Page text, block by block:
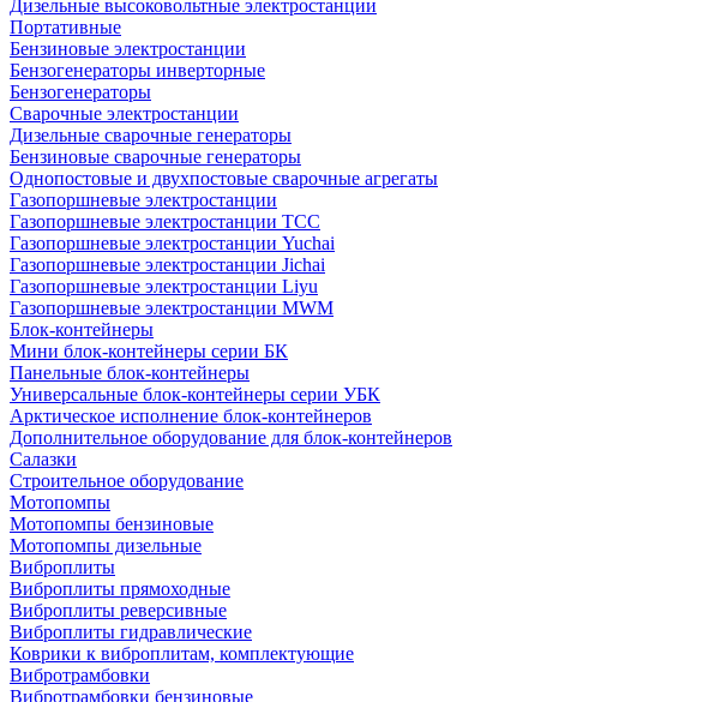
Дизельные высоковольтные электростанции
Портативные
Бензиновые электростанции
Бензогенераторы инверторные
Бензогенераторы
Сварочные электростанции
Дизельные сварочные генераторы
Бензиновые сварочные генераторы
Однопостовые и двухпостовые сварочные агрегаты
Газопоршневые электростанции
Газопоршневые электростанции ТСС
Газопоршневые электростанции Yuchai
Газопоршневые электростанции Jichai
Газопоршневые электростанции Liyu
Газопоршневые электростанции MWM
Блок-контейнеры
Мини блок-контейнеры серии БК
Панельные блок-контейнеры
Универсальные блок-контейнеры серии УБК
Арктическое исполнение блок-контейнеров
Дополнительное оборудование для блок-контейнеров
Салазки
Строительное оборудование
Мотопомпы
Мотопомпы бензиновые
Мотопомпы дизельные
Виброплиты
Виброплиты прямоходные
Виброплиты реверсивные
Виброплиты гидравлические
Коврики к виброплитам, комплектующие
Вибротрамбовки
Вибротрамбовки бензиновые